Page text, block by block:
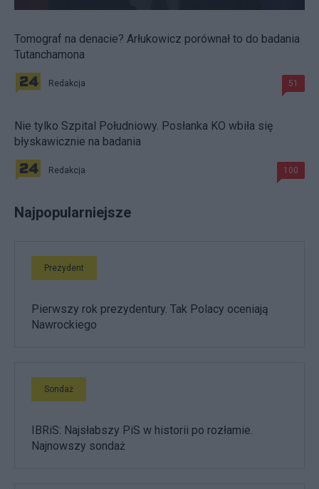
Tomograf na denacie? Arłukowicz porównał to do badania
Tutanchamona
Redakcja 51
Nie tylko Szpital Południowy. Posłanka KO wbiła się
błyskawicznie na badania
Redakcja 100
Najpopularniejsze
Prezydent
Pierwszy rok prezydentury. Tak Polacy oceniają
Nawrockiego
Sondaż
IBRiS: Najsłabszy PiS w historii po rozłamie.
Najnowszy sondaż